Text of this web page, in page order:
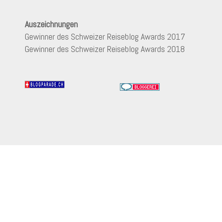
Auszeichnungen
Gewinner des Schweizer Reiseblog Awards 2017
Gewinner des Schweizer Reiseblog Awards 2018